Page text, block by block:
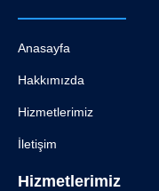
Anasayfa
Hakkımızda
Hizmetlerimiz
İletişim
Hizmetlerimiz